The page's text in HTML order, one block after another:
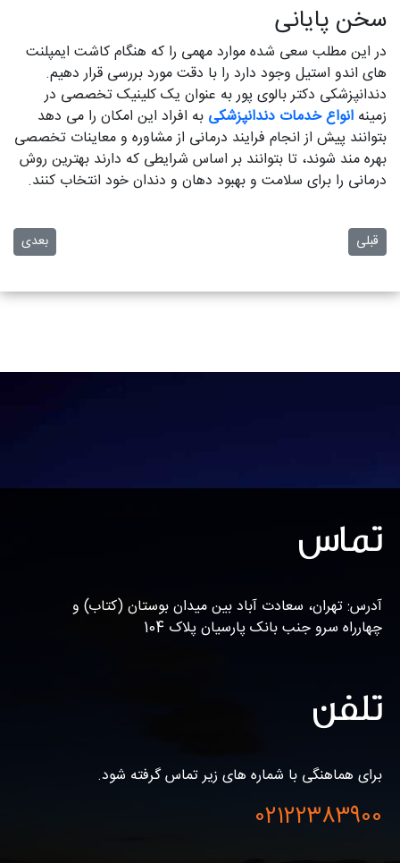
سخن پایانی
در این مطلب سعی شده موارد مهمی را که هنگام کاشت ایمپلنت
های اندو استیل وجود دارد را با دقت مورد بررسی قرار دهیم.
دندانپزشکی دکتر بالوی پور به عنوان یک کلینیک تخصصی در
زمینه انواع خدمات دندانپزشکی به افراد این امکان را می دهد
بتوانند پیش از انجام فرایند درمانی از مشاوره و معاینات تخصصی
بهره مند شوند، تا بتوانند بر اساس شرایطی که دارند بهترین روش
درمانی را برای سلامت و بهبود دهان و دندان خود انتخاب کنند.
مطلب قبلی: لمینت فلدسپاتیک دندان چیست؟
قبلی مطلب
بعدی
تماس
آدرس: تهران، سعادت آباد بین میدان بوستان (کتاب) و
چهارراه سرو جنب بانک پارسیان پلاک 104
تلفن
برای هماهنگی با شماره های زیر تماس گرفته شود.
02122383900